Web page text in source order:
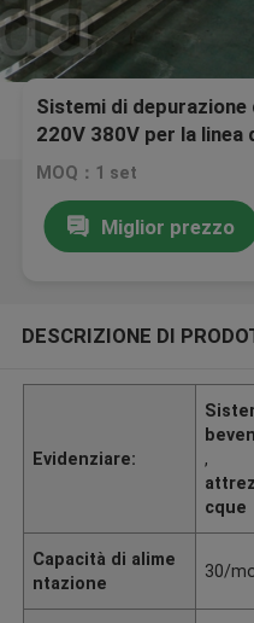
Sistemi di depurazione
220V 380V per la
depurazione delle acque
MOQ：1 set
Miglior prezzo
DESCRIZIONE DI
Evidenziare:
,
cque
Capacità di alime
ntazione
30/